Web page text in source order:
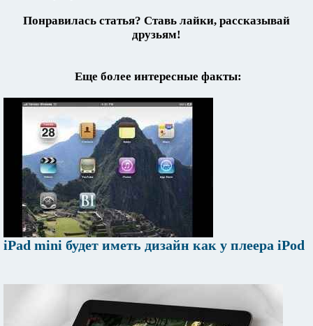
Понравилась статья? Ставь лайки, рассказывай
друзьям!
Еще более интересные факты:
iPad mini будет иметь дизайн как у плеера iPod